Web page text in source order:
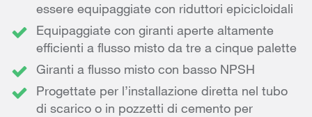
essere equipaggiate con riduttori epicicloidali
Equipaggiate con giranti aperte altamente
efficienti a flusso misto da tre a cinque palette
Giranti a flusso misto con basso NPSH
Progettate per l’installazione diretta nel tubo
di scarico o in pozzetti di cemento per